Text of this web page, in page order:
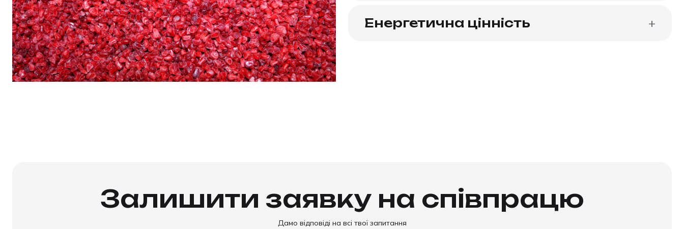
Енергетична цінність +
Залишити заявку на співпрацю
Дамо відповіді на всі твої запитання